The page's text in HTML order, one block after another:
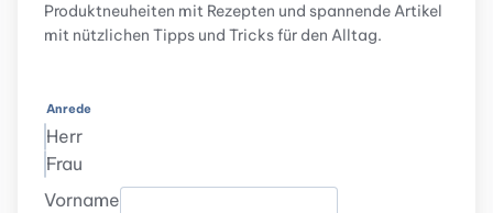
Produktneuheiten mit Rezepten und spannende Artikel
mit nützlichen Tipps und Tricks für den Alltag.
Anrede
Herr
Frau
Vorname